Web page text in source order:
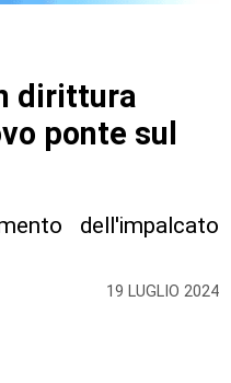
19 LUGLIO 2024
dirittura
ponte sul
dell'impalcato